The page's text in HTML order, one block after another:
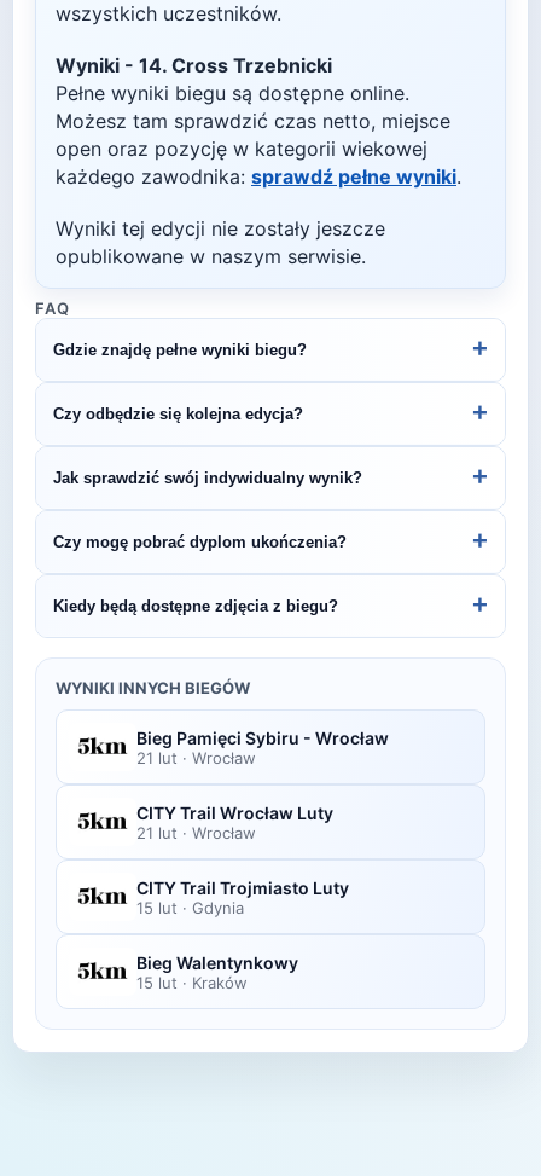
wszystkich uczestników.
Wyniki - 14. Cross Trzebnicki
Pełne wyniki biegu są dostępne online.
Możesz tam sprawdzić czas netto, miejsce
open oraz pozycję w kategorii wiekowej
każdego zawodnika: sprawdź pełne wyniki.
Wyniki tej edycji nie zostały jeszcze
opublikowane w naszym serwisie.
FAQ
Gdzie znajdę pełne wyniki biegu? +
stronie internetowej lub na platformach takich jak
LiveTracking, RunnerSpace czy MarathonSport.
Czy odbędzie się kolejna edycja? +
Śledź stronę organizatora lub ZawodyBiegowe.pl,
by być na bieżąco z datą kolejnej edycji 14. Cross
Trzebnicki.
Jak sprawdzić swój indywidualny wynik? +
organizatora lub platformie pomiarowej podanej na
bibie startowym. Wyniki zawierają czas brutto i
netto, a często też pozycję wśród wszystkich
uczestników i w kategorii wiekowej.
Czy mogę pobrać dyplom ukończenia? +
elektroniczne dyplomy do pobrania ze strony
organizatora po opublikowaniu oficjalnych
Kiedy będą dostępne zdjęcia z biegu? +
w ciągu kilku dni po zawodach na swojej stronie
lub fanpage'u na Facebooku.
WYNIKI INNYCH BIEGÓW
Bieg Pamięci Sybiru - Wrocław
21 lut · Wrocław
CITY Trail Wrocław Luty
21 lut · Wrocław
CITY Trail Trojmiasto Luty
15 lut · Gdynia
Bieg Walentynkowy
15 lut · Kraków